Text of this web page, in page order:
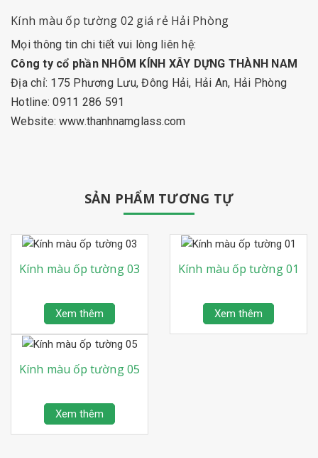
Kính màu ốp tường 02 giá rẻ Hải Phòng
Mọi thông tin chi tiết vui lòng liên hệ:
Công ty cổ phần NHÔM KÍNH XÂY DỰNG THÀNH NAM
Địa chỉ: 175 Phương Lưu, Đông Hải, Hải An, Hải Phòng
Hotline: 0911 286 591
Website:www.thanhnamglass.com
SẢN PHẨM TƯƠNG TỰ
Kính màu ốp tường 03
Xem thêm
Kính màu ốp tường 01
Xem thêm
Kính màu ốp tường 05
Xem thêm